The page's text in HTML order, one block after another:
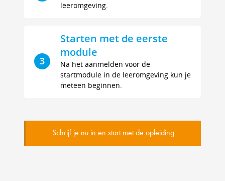
leeromgeving.
3
Starten met de eerste
module
Na het aanmelden voor de
startmodule in de leeromgeving kun je
meteen beginnen.
Schrijf je nu in en start met de opleiding